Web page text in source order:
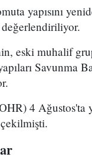
yapısını
değerlendiriliyor.
eski muhalif
Savunma
4 Ağustos'ta